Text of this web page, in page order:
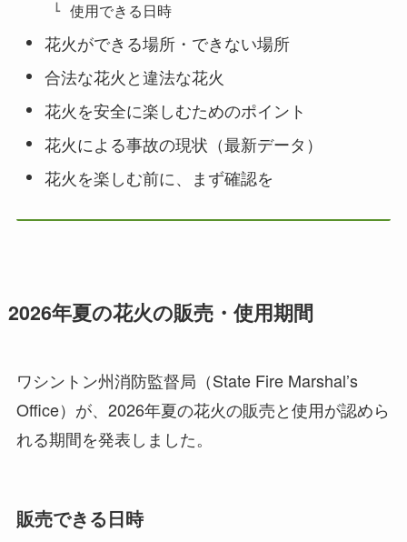
使用できる日時
花火ができる場所・できない場所
合法な花火と違法な花火
花火を安全に楽しむためのポイント
花火による事故の現状（最新データ）
花火を楽しむ前に、まず確認を
2026年夏の花火の販売・使用期間
ワシントン州消防監督局（State Fire Marshal’s
Office）が、2026年夏の花火の販売と使用が認めら
れる期間を発表しました。
販売できる日時